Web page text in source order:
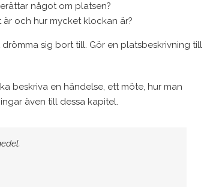
något om platsen?
och hur mycket klockan är?
sig bort till. Gör en platsbeskrivning till
beskriva en händelse, ett möte, hur man
även till dessa kapitel.